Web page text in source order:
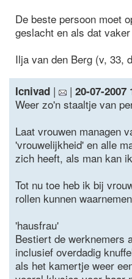
De beste persoon moet
geslacht en als dat
Ilja van den Berg (v, 33,
Icnivad | | 20-07-2007
Weer zo'n staaltje van
Laat vrouwen managen
'vrouwelijkheid' en alle
zich heeft, als man kan
Tot nu toe heb ik bij
rollen kunnen
'hausfrau'
Bestiert de werknemers
inclusief overdadig
als het kamertje weer